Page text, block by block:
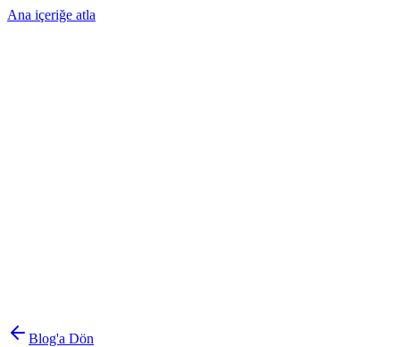
Ana içeriğe atla
Blog'a Dön